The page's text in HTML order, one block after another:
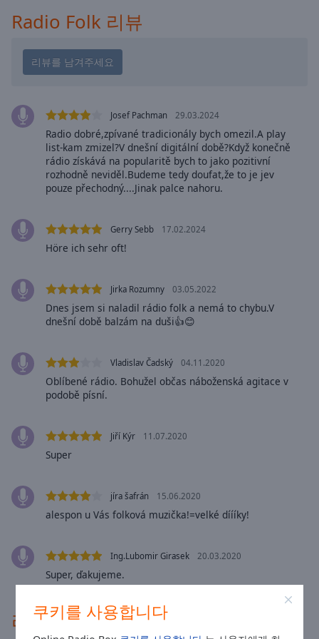
쿠키를 사용합니다
and
window.
Color
Color
Color
Font
Text
Edge
Font
Family
Reset
Radio Folk 리뷰
Josef Pachman 29.03.2024
Radio dobré,zpívané tradicionály bych omezil.A play
list-kam zmizel?V dnešní digitální době?Když konečně
rádio získává na popularitě bych to jako pozitivní
rozhodně neviděl.Budeme tedy doufat,že to je jev
pouze přechodný....Jinak palce nahoru.
Gerry Sebb 17.02.2024
Höre ich sehr oft!
Jirka Rozumny 03.05.2022
Dnes jsem si naladil rádio folk a nemá to chybu.V
dnešní době balzám na duši👍😊
Vladislav Čadský 04.11.2020
Oblíbené rádio. Bohužel občas náboženská agitace v
podobě písní.
Jiří Kýr 11.07.2020
Super
jíra šafrán 15.06.2020
alespon u Vás folková muzička!=velké díííky!
Ing.Lubomir Girasek 20.03.2020
Super, ďakujeme.
라디오 연락처